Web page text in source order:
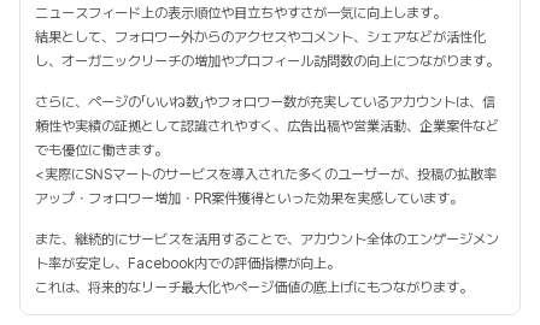
ニュースフィード上の表示順位や目立ちやすさが一気に向上します。
結果として、フォロワー外からのアクセスやコメント、シェアなどが活性化
し、オーガニックリーチの増加やプロフィール訪問数の向上につながります。
さらに、ページの「いいね数」やフォロワー数が充実しているアカウントは、信
頼性や実績の証拠として認識されやすく、広告出稿や営業活動、企業案件など
でも優位に働きます。
<実際にSNSマートのサービスを導入された多くのユーザーが、投稿の拡散率
アップ・フォロワー増加・PR案件獲得といった効果を実感しています。
また、継続的にサービスを活用することで、アカウント全体のエンゲージメン
ト率が安定し、Facebook内での評価指標が向上。
これは、将来的なリーチ最大化やページ価値の底上げにもつながります。